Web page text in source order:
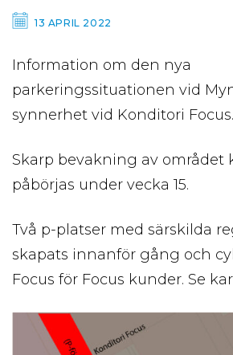
13 APRIL 2022
Information om den nya
parkeringssituationen vid
synnerhet vid Konditori Focus.
Skarp bevakning av området
påbörjas under vecka 15.
Två p-platser med särskilda
skapats innanför gång och
Focus för Focus kunder. Se